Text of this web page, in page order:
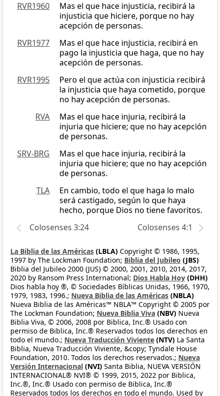
RVR1960
Mas el que hace injusticia, recibirá la
injusticia que hiciere, porque no hay
acepción de personas.
RVR1977
Mas el que hace injusticia, recibirá en
pago la injusticia que haga, que no hay
acepción de personas.
RVR1995
Pero el que actúa con injusticia recibirá
la injusticia que haya cometido, porque
no hay acepción de personas.
RVA
Mas el que hace injuria, recibirá la
injuria que hiciere; que no hay acepción
de personas.
SRV-BRG
Mas el que hace injuria, recibirá la
injuria que hiciere; que no hay acepción
de personas.
TLA
En cambio, todo el que haga lo malo
será castigado, según lo que haya
hecho, porque Dios no tiene favoritos.
Colosenses 3:24
Colosenses 4:1
La Biblia de las Américas (LBLA) Copyright © 1986, 1995,
1997 by The Lockman Foundation; Biblia del Jubileo (JBS)
Biblia del Jubileo 2000 (JUS) © 2000, 2001, 2010, 2014, 2017,
2020 by Ransom Press International; Dios Habla Hoy (DHH)
Dios habla hoy ®, © Sociedades Bíblicas Unidas, 1966, 1970,
1979, 1983, 1996.; Nueva Biblia de las Américas (NBLA)
Nueva Biblia de las Américas™ NBLA™ Copyright © 2005 por
The Lockman Foundation; Nueva Biblia Viva (NBV) Nueva
Biblia Viva, © 2006, 2008 por Biblica, Inc.® Usado con
permiso de Biblica, Inc.® Reservados todos los derechos en
todo el mundo.; Nueva Traducción Viviente (NTV) La Santa
Biblia, Nueva Traducción Viviente, &copy; Tyndale House
Foundation, 2010. Todos los derechos reservados.; Nueva
Versión Internacional (NVI) Santa Biblia, NUEVA VERSIÓN
INTERNACIONAL® NVI® © 1999, 2015, 2022 por Biblica,
Inc.®, Inc.® Usado con permiso de Biblica, Inc.®
Reservados todos los derechos en todo el mundo. Used by